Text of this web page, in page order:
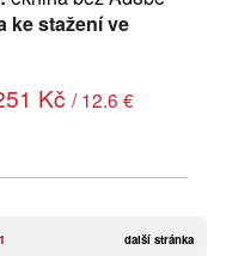
ke stažení ve
Kč / 12.6 €
další stránka
1